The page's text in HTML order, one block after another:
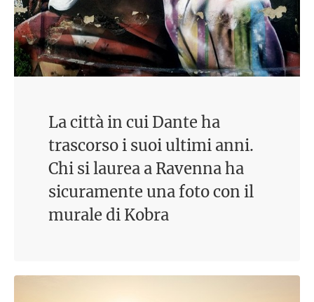
La città in cui Dante ha
trascorso i suoi ultimi anni.
Chi si laurea a Ravenna ha
sicuramente una foto con il
murale di Kobra